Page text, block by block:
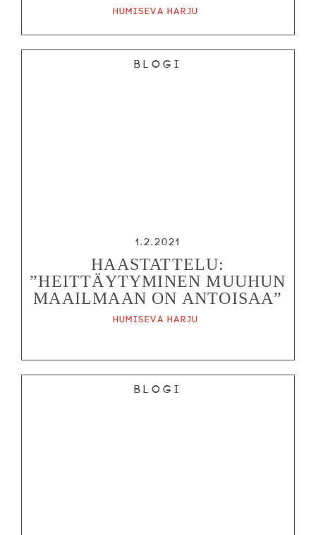
Humiseva harju
Blogi
1.2.2021
HAASTATTELU:
”HEITTÄYTYMINEN MUUHUN
MAAILMAAN ON ANTOISAA”
Humiseva harju
Blogi